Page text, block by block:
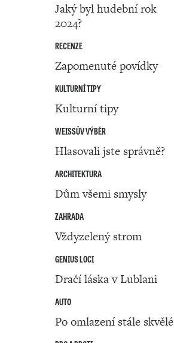
Jaký byl hudební rok
2024?
RECENZE
Zapomenuté povídky
KULTURNÍ TIPY
Kulturní tipy
WEISSŮV VÝBĚR
Hlasovali jste správně?
ARCHITEKTURA
Dům všemi smysly
ZAHRADA
Vždyzelený strom
GENIUS LOCI
Dračí láska v Lublani
AUTO
Po omlazení stále skvělé